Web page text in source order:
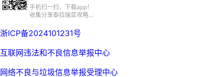
手机扫一扫，下载app！
收集分享泰拉瑞亚攻略、
浙ICP备2024101231号
互联网违法和不良信息举报中心
网络不良与垃圾信息举报受理中心